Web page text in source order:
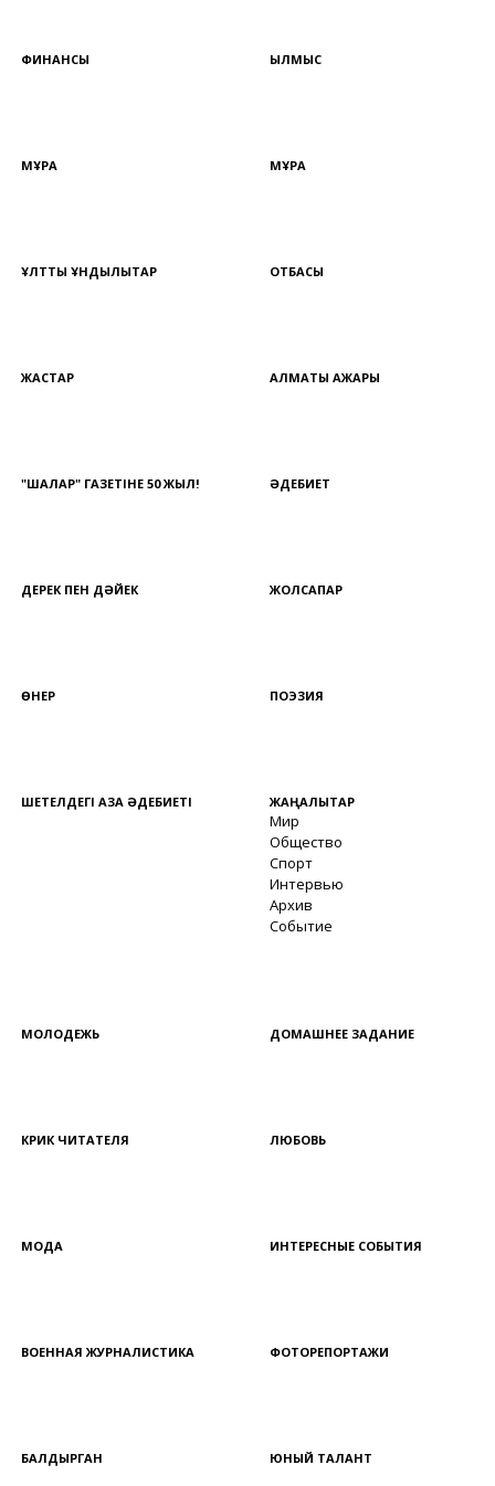
ФИНАНСЫ ҚЫЛМЫС
МҰРА МҰРА
ҰЛТТЫҚ ҚҰНДЫЛЫҚТАР ОТБАСЫ
ЖАСТАР АЛМАТЫ АЖАРЫ
"ШАЛҚАР" ГАЗЕТІНЕ 50 ЖЫЛ! ӘДЕБИЕТ
ДЕРЕК ПЕН ДӘЙЕК ЖОЛСАПАР
ӨНЕР ПОЭЗИЯ
ШЕТЕЛДЕГІ ҚАЗАҚ ӘДЕБИЕТІ ЖАҢАЛЫҚТАР
Мир
Общество
Спорт
Интервью
Архив
Событие
МОЛОДЕЖЬ ДОМАШНЕЕ ЗАДАНИЕ
КРИК ЧИТАТЕЛЯ ЛЮБОВЬ
МОДА ИНТЕРЕСНЫЕ СОБЫТИЯ
ВОЕННАЯ ЖУРНАЛИСТИКА ФОТОРЕПОРТАЖИ
БАЛДЫРГАН ЮНЫЙ ТАЛАНТ